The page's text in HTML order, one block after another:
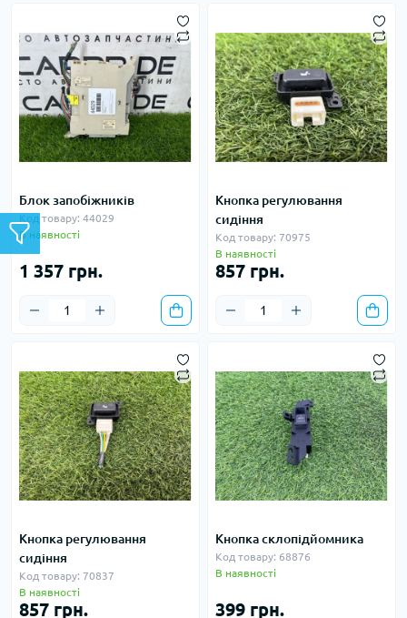
Блок запобіжників
Код товару: 44029
В наявності
1 357 грн.
Кнопка регулювання
сидіння
Код товару: 70975
В наявності
857 грн.
Кнопка регулювання
сидіння
Код товару: 70837
В наявності
857 грн.
Кнопка склопідйомника
Код товару: 68876
В наявності
399 грн.